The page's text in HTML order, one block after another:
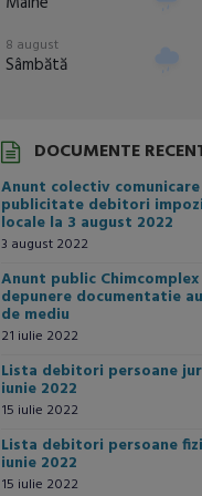
8 august
Sâmbătă
10 august
Luni
11 august
Marți
12 august
Miercuri
DOCUMENTE
Anunt colectiv
publicitate debitori
locale la 3 august 2022
3 august 2022
Anunt public Chimcomplex
depunere documentatie
de mediu
21 iulie 2022
Lista debitori persoane
iunie 2022
15 iulie 2022
Lista debitori persoane
iunie 2022
15 iulie 2022